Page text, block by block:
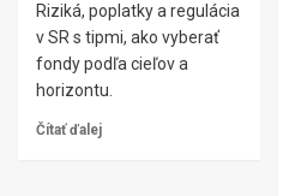
Riziká, poplatky a regulácia
v SR s tipmi, ako vyberať
fondy podľa cieľov a
horizontu.
Čítať ďalej